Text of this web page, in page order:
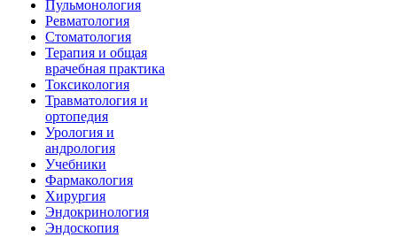
Пульмонология
Ревматология
Стоматология
Терапия и общая
врачебная практика
Токсикология
Травматология и
ортопедия
Урология и
андрология
Учебники
Фармакология
Хирургия
Эндокринология
Эндоскопия